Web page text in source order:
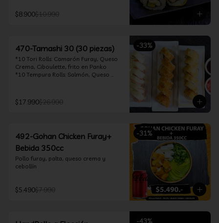
teriyaki 30ml
$8.900$10.990
-33%
470-Tamashi 30 (30 piezas)
*10 Tori Rolls: Camarón Furay, Queso
Crema, Ciboulette, frito en Panko
*10 Tempura Rolls: Salmón, Queso
furay, queso crema y cebollín, envuelto
en salmón y bañado en salsa
$17.990$26.990
-31%
492-Gohan Chicken Furay+
Bebida 350cc
Pollo furay, palta, queso crema y
cebollín
$5.490$7.990
-43%